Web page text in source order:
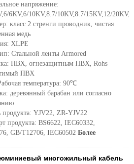
напряжение:
6KV,6/10KV,8.7/10KV,8.7/15KV,12/
класс 2 стренги проводник, чистая
медь
XLPE
Стальной ленты Armored
ПВХ, огнезащитным ПВХ, Rohs
ПВХ
температура: 90℃
деревянный барабан или согласно
продукта: YJV22, ZR-YJV22
продукта: BS6622, IEC60332,
GB/T12706, IEC60502 Более
многожильный кабель